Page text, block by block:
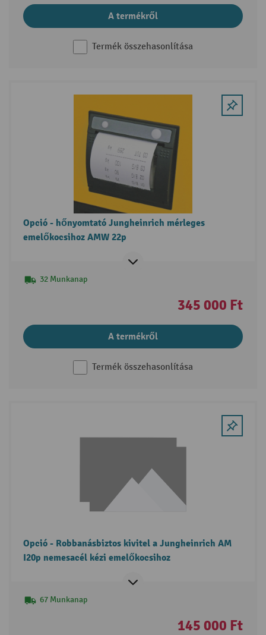
A termékről
Termék összehasonlítása
Opció - hőnyomtató Jungheinrich mérleges
emelőkocsihoz AMW 22p
32 Munkanap
345 000 Ft
A termékről
Termék összehasonlítása
Opció - Robbanásbiztos kivitel a Jungheinrich AM
I20p nemesacél kézi emelőkocsihoz
67 Munkanap
145 000 Ft